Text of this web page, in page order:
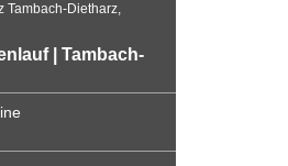
Tambach-Dietharz,
| Tambach-